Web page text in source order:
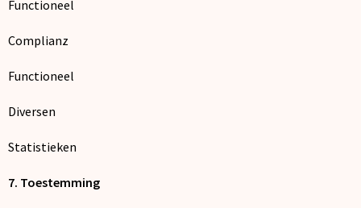
Functioneel
Complianz
Functioneel
Diversen
Statistieken
7. Toestemming